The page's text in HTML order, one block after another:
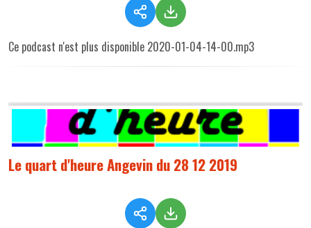
Ce podcast n'est plus disponible 2020-01-04-14-00.mp3
Le quart d'heure Angevin du 28 12 2019